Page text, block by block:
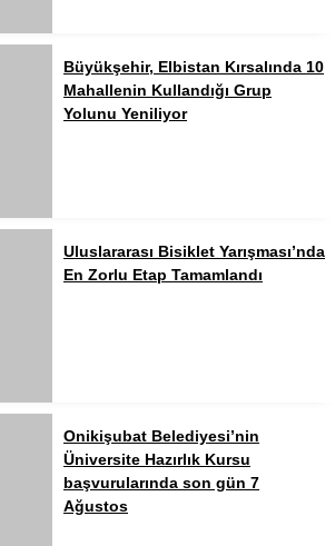
Büyükşehir, Elbistan Kırsalında 10
Mahallenin Kullandığı Grup
Yolunu Yeniliyor
Uluslararası Bisiklet Yarışması’nda
En Zorlu Etap Tamamlandı
Onikişubat Belediyesi’nin
Üniversite Hazırlık Kursu
başvurularında son gün 7
Ağustos